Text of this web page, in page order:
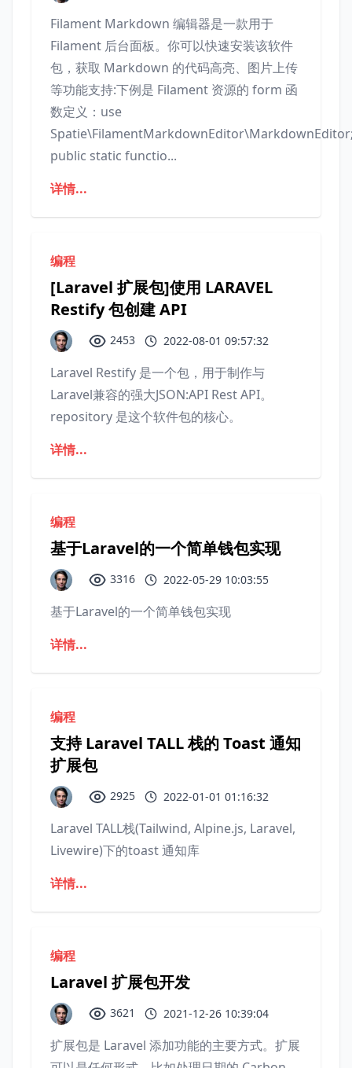
Filament Markdown 编辑器是一款用于
Filament 后台面板。你可以快速安装该软件
包，获取 Markdown 的代码高亮、图片上传
等功能支持:下例是 Filament 资源的 form 函
数定义：use
public static functio...
详情...
编程
[Laravel 扩展包]使用 LARAVEL
Restify 包创建 API
2453 2022-08-01 09:57:32
Laravel Restify 是一个包，用于制作与
Laravel兼容的强大JSON:API Rest API。
repository 是这个软件包的核心。
详情...
编程
基于Laravel的一个简单钱包实现
3316 2022-05-29 10:03:55
基于Laravel的一个简单钱包实现
详情...
编程
支持 Laravel TALL 栈的 Toast 通知
扩展包
2925 2022-01-01 01:16:32
Laravel TALL栈(Tailwind, Alpine.js, Laravel,
Livewire)下的toast 通知库
详情...
编程
Laravel 扩展包开发
3621 2021-12-26 10:39:04
扩展包是 Laravel 添加功能的主要方式。扩展